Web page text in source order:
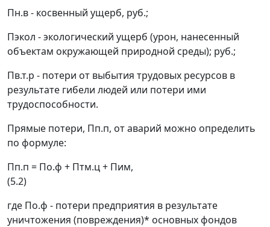
Пн.в- косвенный ущерб, руб.;
Пэкол - экологический ущерб (урон, нанесенный
объектам окружающей природной среды); руб.;
Пв.т.р - потери от выбытия трудовых ресурсов в
результате гибели людей или потери ими
трудоспособности.
Прямые потери, Пп.п, от аварий можно определить
по формуле:
Пп.п = По.ф + Птм.ц+ Пим,
(5.2)
где По.ф - потери предприятия в результате
уничтожения (повреждения)* основных фондов